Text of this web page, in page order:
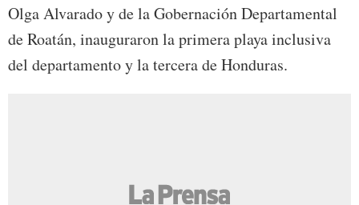
Olga Alvarado y de la Gobernación Departamental
de Roatán, inauguraron la primera playa inclusiva
del departamento y la tercera de Honduras.